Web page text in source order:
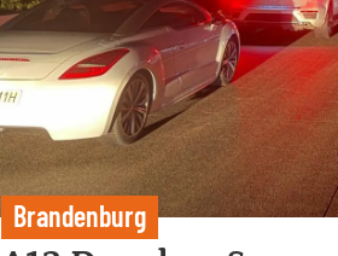
Brandenburg